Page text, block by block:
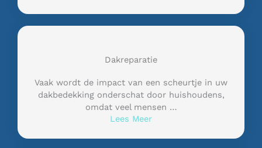
Dakreparatie
Vaak wordt de impact van een scheurtje in uw
dakbedekking onderschat door huishoudens,
omdat veel mensen …
Lees Meer